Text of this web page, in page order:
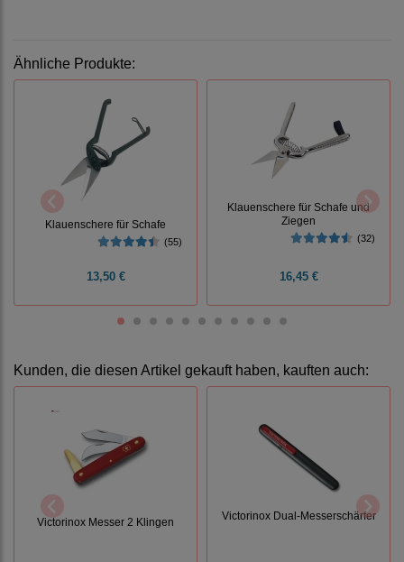
Ähnliche Produkte:
Klauenschere für Schafe
(55)
13,50 €
Klauenschere für Schafe und
Ziegen
(32)
16,45 €
Kunden, die diesen Artikel gekauft haben, kauften auch:
Victorinox Messer 2 Klingen
Victorinox Dual-Messerschärfer